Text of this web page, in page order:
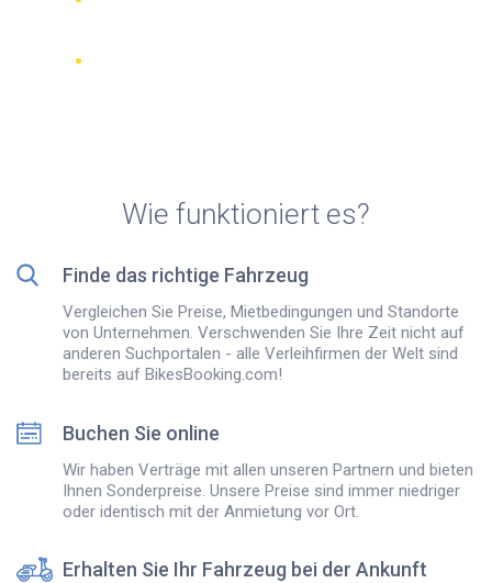
Wie funktioniert es?
Finde das richtige Fahrzeug
Vergleichen Sie Preise, Mietbedingungen und Standorte
von Unternehmen. Verschwenden Sie Ihre Zeit nicht auf
anderen Suchportalen - alle Verleihfirmen der Welt sind
bereits auf BikesBooking.com!
Buchen Sie online
Wir haben Verträge mit allen unseren Partnern und bieten
Ihnen Sonderpreise. Unsere Preise sind immer niedriger
oder identisch mit der Anmietung vor Ort.
Erhalten Sie Ihr Fahrzeug bei der Ankunft